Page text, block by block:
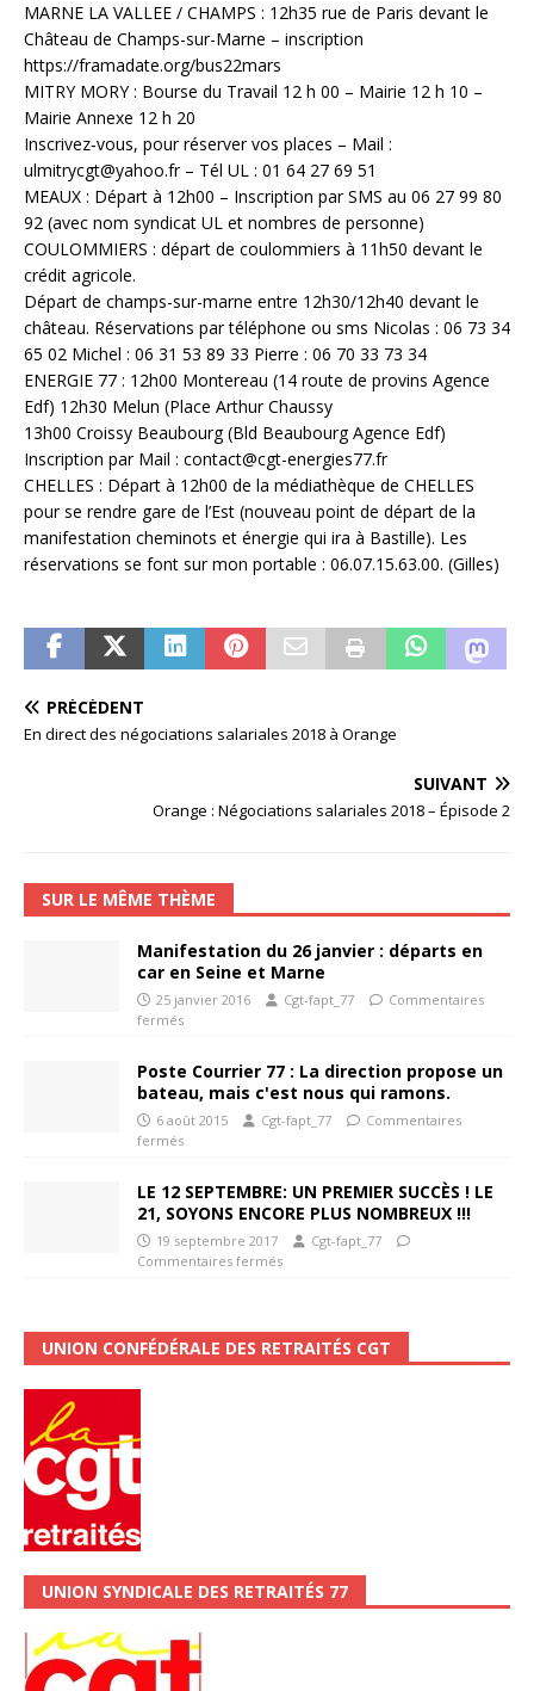
MARNE LA VALLEE / CHAMPS : 12h35 rue de Paris devant le
Château de Champs-sur-Marne – inscription
https://framadate.org/bus22mars
MITRY MORY : Bourse du Travail 12 h 00 – Mairie 12 h 10 –
Mairie Annexe 12 h 20
Inscrivez‐vous, pour réserver vos places – Mail :
ulmitrycgt@yahoo.fr – Tél UL : 01 64 27 69 51
MEAUX : Départ à 12h00 – Inscription par SMS au 06 27 99 80
92 (avec nom syndicat UL et nombres de personne)
COULOMMIERS : départ de coulommiers à 11h50 devant le
crédit agricole.
Départ de champs-sur-marne entre 12h30/12h40 devant le
château. Réservations par téléphone ou sms Nicolas : 06 73 34
65 02 Michel : 06 31 53 89 33 Pierre : 06 70 33 73 34
ENERGIE 77 : 12h00 Montereau (14 route de provins Agence
Edf) 12h30 Melun (Place Arthur Chaussy
13h00 Croissy Beaubourg (Bld Beaubourg Agence Edf)
Inscription par Mail : contact@cgt-energies77.fr
CHELLES : Départ à 12h00 de la médiathèque de CHELLES
pour se rendre gare de l’Est (nouveau point de départ de la
manifestation cheminots et énergie qui ira à Bastille). Les
réservations se font sur mon portable : 06.07.15.63.00. (Gilles)
PRÉCÉDENT
En direct des négociations salariales 2018 à Orange
SUIVANT
Orange : Négociations salariales 2018 – Épisode 2
SUR LE MÊME THÈME
Manifestation du 26 janvier : départs en
car en Seine et Marne
25 janvier 2016 Cgt-fapt_77
Commentaires
fermés
Poste Courrier 77 : La direction propose un
bateau, mais c'est nous qui ramons.
6 août 2015 Cgt-fapt_77
Commentaires
fermés
LE 12 SEPTEMBRE: UN PREMIER SUCCÈS ! LE
21, SOYONS ENCORE PLUS NOMBREUX !!!
19 septembre 2017
Cgt-fapt_77
Commentaires fermés
UNION CONFÉDÉRALE DES RETRAITÉS CGT
UNION SYNDICALE DES RETRAITÉS 77